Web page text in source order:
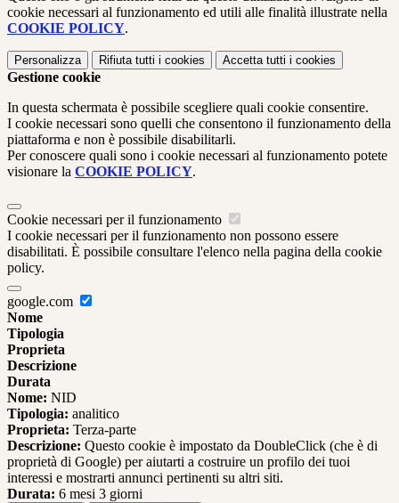
cookie necessari al funzionamento ed utili alle finalità illustrate nella
COOKIE POLICY.
Personalizza Rifiuta tutti i cookies Accetta tutti i cookies
Gestione cookie
In questa schermata è possibile scegliere quali cookie consentire.
I cookie necessari sono quelli che consentono il funzionamento della
piattaforma e non è possibile disabilitarli.
Per conoscere quali sono i cookie necessari al funzionamento potete
visionare la COOKIE POLICY.
Cookie necessari per il funzionamento
I cookie necessari per il funzionamento non possono essere
disabilitati. È possibile consultare l'elenco nella pagina della cookie
policy.
google.com
Nome
Tipologia
Proprieta
Descrizione
Durata
Nome: NID
Tipologia: analitico
Proprieta: Terza-parte
Descrizione: Questo cookie è impostato da DoubleClick (che è di
proprietà di Google) per aiutarti a costruire un profilo dei tuoi
interessi e mostrarti annunci pertinenti su altri siti.
Durata: 6 mesi 3 giorni